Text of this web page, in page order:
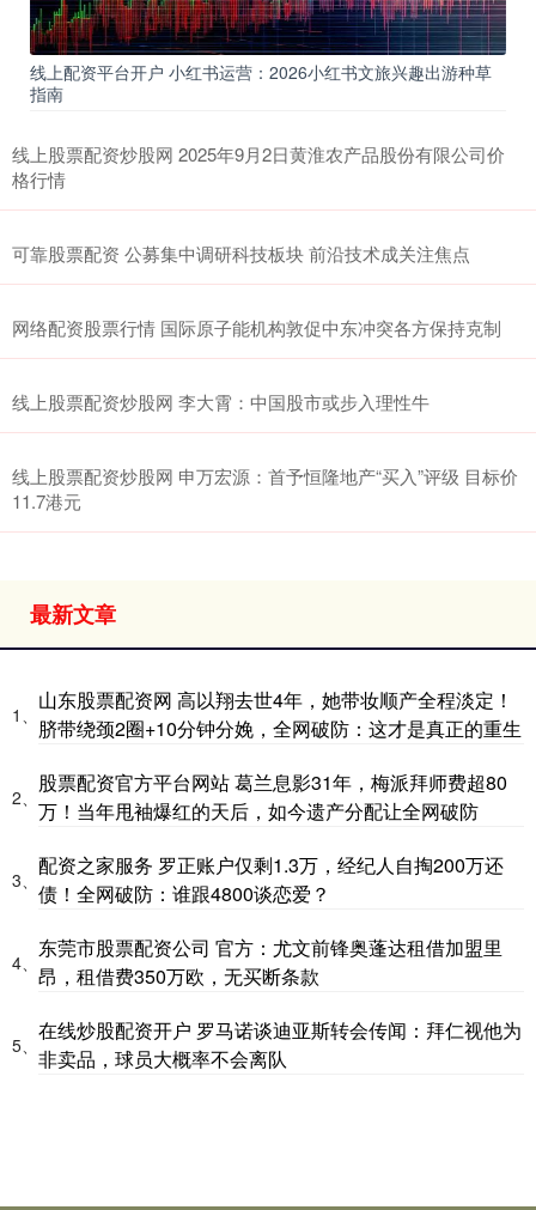
线上配资平台开户 小红书运营：2026小红书文旅兴趣出游种草
指南
线上股票配资炒股网 2025年9月2日黄淮农产品股份有限公司价
格行情
可靠股票配资 公募集中调研科技板块 前沿技术成关注焦点
网络配资股票行情 国际原子能机构敦促中东冲突各方保持克制
线上股票配资炒股网 李大霄：中国股市或步入理性牛
线上股票配资炒股网 申万宏源：首予恒隆地产“买入”评级 目标价
11.7港元
最新文章
1、
山东股票配资网 高以翔去世4年，她带妆顺产全程淡定！
脐带绕颈2圈+10分钟分娩，全网破防：这才是真正的重生
2、
股票配资官方平台网站 葛兰息影31年，梅派拜师费超80
万！当年甩袖爆红的天后，如今遗产分配让全网破防
3、
配资之家服务 罗正账户仅剩1.3万，经纪人自掏200万还
债！全网破防：谁跟4800谈恋爱？
4、
东莞市股票配资公司 官方：尤文前锋奥蓬达租借加盟里
昂，租借费350万欧，无买断条款
5、
在线炒股配资开户 罗马诺谈迪亚斯转会传闻：拜仁视他为
非卖品，球员大概率不会离队